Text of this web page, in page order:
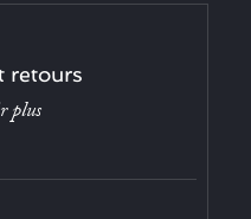
retours
plus